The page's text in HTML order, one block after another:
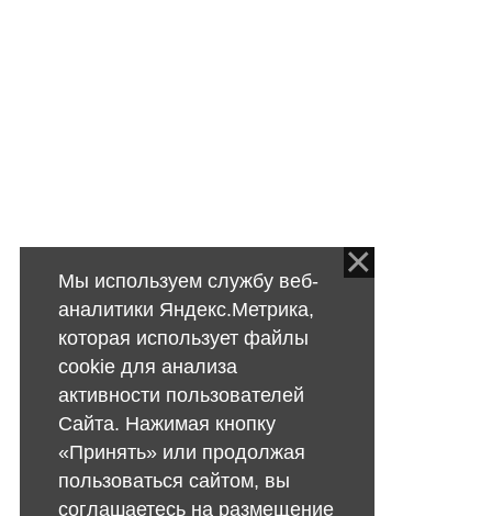
Мы используем службу веб-
аналитики Яндекс.Метрика,
которая использует файлы
cookie для анализа
активности пользователей
Сайта. Нажимая кнопку
«Принять» или продолжая
пользоваться сайтом, вы
соглашаетесь на размещение